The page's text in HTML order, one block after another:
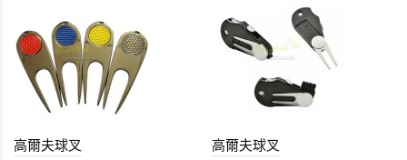
高爾夫球叉 高爾夫球叉